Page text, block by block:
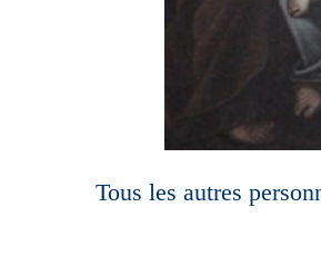
Tous les autres